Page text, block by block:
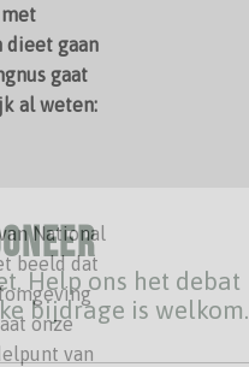
dieet gaan
gaat
al weten:
National
beeld dat
onze
van
Help ons het debat
bijdrage is welkom.